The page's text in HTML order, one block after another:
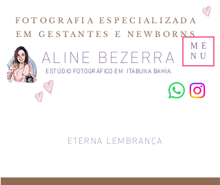
ESTÚDIO FOTOGRÁFICO EM ITABUNA BAHIA
ALINE BEZERRA
FOTOGRAFIA ESPECIALIZADA
EM GESTANTES E NEWBORNS
ME
NU
ETERNA LEMBRANÇA